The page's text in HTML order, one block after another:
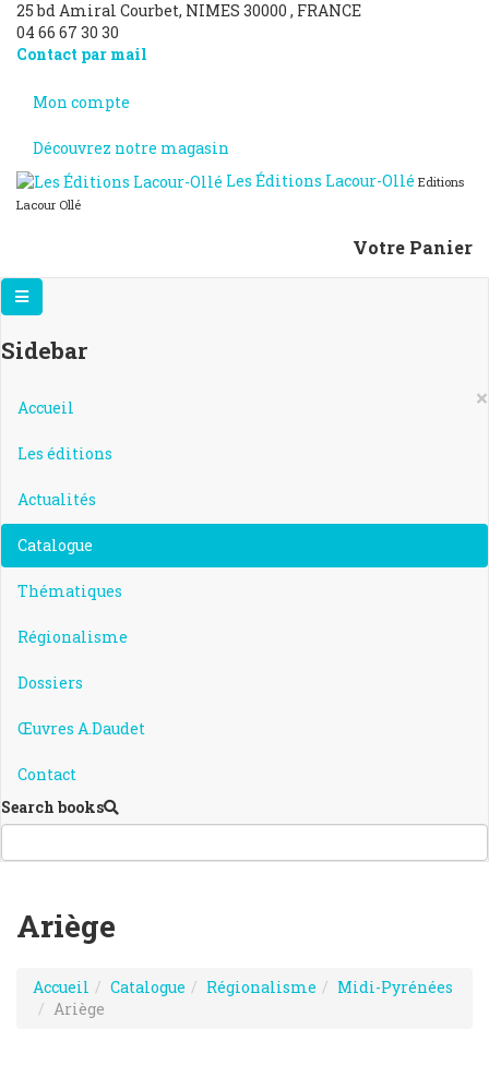
25 bd Amiral Courbet, NIMES 30000 , FRANCE
04 66 67 30 30
Contact par mail
Mon compte
Découvrez notre magasin
Les Éditions Lacour-Ollé Editions
Lacour Ollé
Votre Panier
Sidebar
×
Accueil
Les éditions
Actualités
Catalogue
Thématiques
Régionalisme
Dossiers
Œuvres A.Daudet
Contact
Search books
Ariège
Accueil Catalogue Régionalisme
Midi-Pyrénées
Ariège